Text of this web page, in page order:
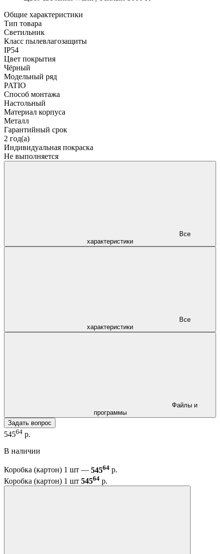
Общие характеристики
Тип товара
Светильник
Класс пылевлагозащиты
IP54
Цвет покрытия
Чёрный
Модельный ряд
PATIO
Способ монтажа
Настольный
Материал корпуса
Металл
Гарантийный срок
2 год(а)
Индивидуальная покраска
Не выполняется
характеристики
характеристики
программы
Задать вопрос
54564 р.
В наличии
Коробка (картон) 1 шт — 54564 р.
Коробка (картон) 1 шт 54564 р.